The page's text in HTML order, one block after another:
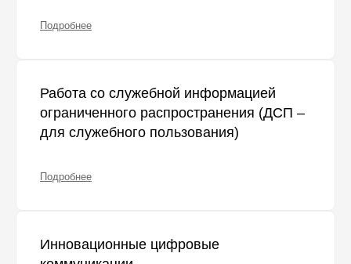
Подробнее
Работа со служебной информацией
ограниченного распространения (ДСП –
для служебного пользования)
Подробнее
Инновационные цифровые